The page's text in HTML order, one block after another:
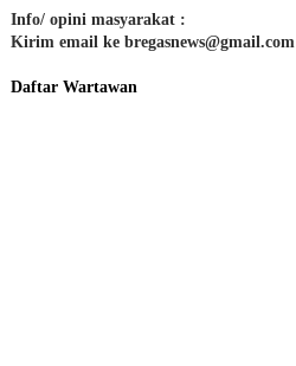
Info/ opini masyarakat :
Kirim email ke bregasnews@gmail.com
Daftar Wartawan